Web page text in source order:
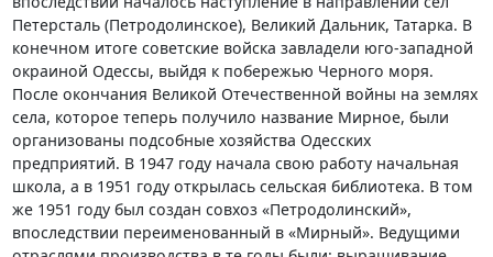
Петерсталь (Петродолинское), Великий Дальник, Татарка. В
конечном итоге советские войска завладели юго-западной
окраиной Одессы, выйдя к побережью Черного моря.
После окончания Великой Отечественной войны на землях
села, которое теперь получило название Мирное, были
организованы подсобные хозяйства Одесских
предприятий. В 1947 году начала свою работу начальная
школа, а в 1951 году открылась сельская библиотека. В том
же 1951 году был создан совхоз «Петродолинский»,
впоследствии переименованный в «Мирный». Ведущими